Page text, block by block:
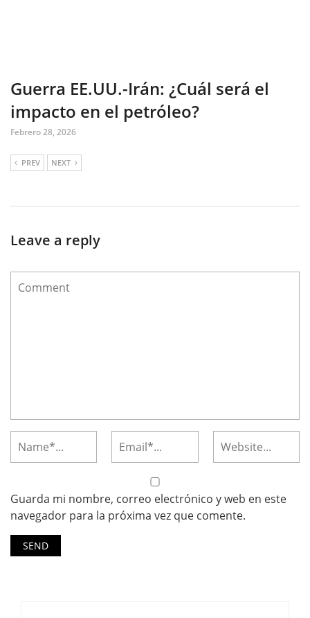
Guerra EE.UU.-Irán: ¿Cuál será el
impacto en el petróleo?
Febrero 28, 2026
PREV NEXT
Leave a reply
Guarda mi nombre, correo electrónico y web en este
navegador para la próxima vez que comente.